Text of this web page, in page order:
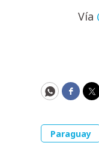
Vía
Paraguay